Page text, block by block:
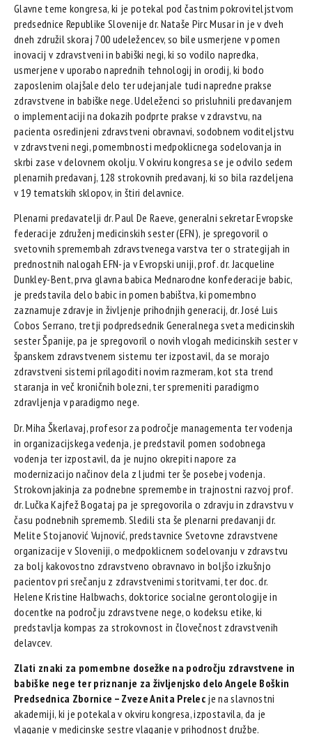
Glavne teme kongresa, ki je potekal pod častnim pokroviteljstvom
predsednice Republike Slovenije dr. Nataše Pirc Musar in je v dveh
dneh združil skoraj 700 udeležencev, so bile usmerjene v pomen
inovacij v zdravstveni in babiški negi, ki so vodilo napredka,
usmerjene v uporabo naprednih tehnologij in orodij, ki bodo
zaposlenim olajšale delo ter udejanjale tudi napredne prakse
zdravstvene in babiške nege. Udeleženci so prisluhnili predavanjem
o implementaciji na dokazih podprte prakse v zdravstvu, na
pacienta osredinjeni zdravstveni obravnavi, sodobnem voditeljstvu
v zdravstveni negi, pomembnosti medpoklicnega sodelovanja in
skrbi zase v delovnem okolju. V okviru kongresa se je odvilo sedem
plenarnih predavanj, 128 strokovnih predavanj, ki so bila razdeljena
v 19 tematskih sklopov, in štiri delavnice.
Plenarni predavatelji dr. Paul De Raeve, generalni sekretar Evropske
federacije združenj medicinskih sester (EFN), je spregovoril o
svetovnih spremembah zdravstvenega varstva ter o strategijah in
prednostnih nalogah EFN-ja v Evropski uniji, prof. dr. Jacqueline
Dunkley-Bent, prva glavna babica Mednarodne konfederacije babic,
je predstavila delo babic in pomen babištva, ki pomembno
zaznamuje zdravje in življenje prihodnjih generacij, dr. José Luis
Cobos Serrano, tretji podpredsednik Generalnega sveta medicinskih
sester Španije, pa je spregovoril o novih vlogah medicinskih sester v
španskem zdravstvenem sistemu ter izpostavil, da se morajo
zdravstveni sistemi prilagoditi novim razmeram, kot sta trend
staranja in več kroničnih bolezni, ter spremeniti paradigmo
zdravljenja v paradigmo nege.
Dr. Miha Škerlavaj, profesor za področje managementa ter vodenja
in organizacijskega vedenja, je predstavil pomen sodobnega
vodenja ter izpostavil, da je nujno okrepiti napore za
modernizacijo načinov dela z ljudmi ter še posebej vodenja.
Strokovnjakinja za podnebne spremembe in trajnostni razvoj prof.
dr. Lučka Kajfež Bogataj pa je spregovorila o zdravju in zdravstvu v
času podnebnih sprememb. Sledili sta še plenarni predavanji dr.
Melite Stojanović Vujnović, predstavnice Svetovne zdravstvene
organizacije v Sloveniji, o medpoklicnem sodelovanju v zdravstvu
za bolj kakovostno zdravstveno obravnavo in boljšo izkušnjo
pacientov pri srečanju z zdravstvenimi storitvami, ter doc. dr.
Helene Kristine Halbwachs, doktorice socialne gerontologije in
docentke na področju zdravstvene nege, o kodeksu etike, ki
predstavlja kompas za strokovnost in človečnost zdravstvenih
delavcev.
Zlati znaki za pomembne dosežke na področju zdravstvene in
babiške nege ter priznanje za življenjsko delo Angele Boškin
Predsednica Zbornice – Zveze Anita Prelec je na slavnostni
akademiji, ki je potekala v okviru kongresa, izpostavila, da je
vlaganje v medicinske sestre vlaganje v prihodnost družbe.